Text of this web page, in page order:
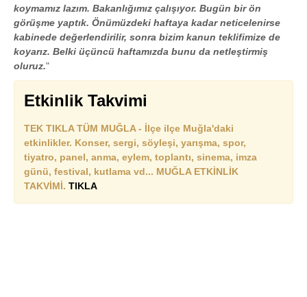
koymamız lazım. Bakanlığımız çalışıyor. Bugün bir ön
görüşme yaptık. Önümüzdeki haftaya kadar neticelenirse
kabinede değerlendirilir, sonra bizim kanun teklifimize de
koyarız. Belki üçüncü haftamızda bunu da netleştirmiş
oluruz."
Etkinlik Takvimi
TEK TIKLA TÜM MUĞLA - İlçe ilçe Muğla'daki
etkinlikler. Konser, sergi, söyleşi, yarışma, spor,
tiyatro, panel, anma, eylem, toplantı, sinema, imza
günü, festival, kutlama vd... MUĞLA ETKİNLİK
TAKVİMİ. TIKLA